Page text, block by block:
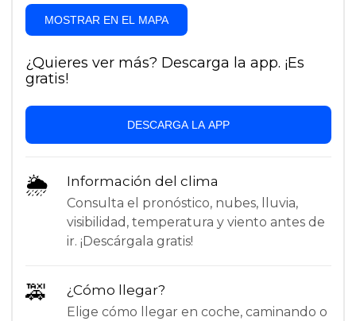
MOSTRAR EN EL MAPA
¿Quieres ver más? Descarga la app. ¡Es
gratis!
DESCARGA LA APP
🌦 Información del clima
Consulta el pronóstico, nubes, lluvia,
visibilidad, temperatura y viento antes de
ir. ¡Descárgala gratis!
🚕 ¿Cómo llegar?
Elige cómo llegar en coche, caminando o